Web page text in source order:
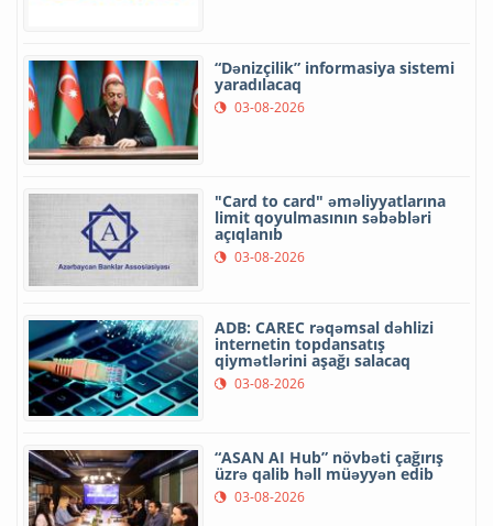
“Dənizçilik” informasiya sistemi
yaradılacaq
03-08-2026
"Card to card" əməliyyatlarına
limit qoyulmasının səbəbləri
açıqlanıb
03-08-2026
ADB: CAREC rəqəmsal dəhlizi
internetin topdansatış
qiymətlərini aşağı salacaq
03-08-2026
“ASAN AI Hub” növbəti çağırış
üzrə qalib həll müəyyən edib
03-08-2026